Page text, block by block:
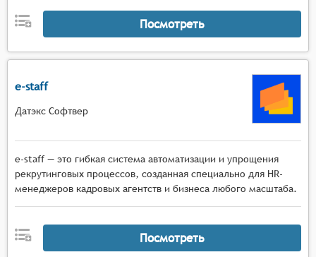
Посмотреть
e-staff
Датэкс Софтвер
e-staff — это гибкая система автоматизации и упрощения
рекрутинговых процессов, созданная специально для HR-
менеджеров кадровых агентств и бизнеса любого масштаба.
Посмотреть